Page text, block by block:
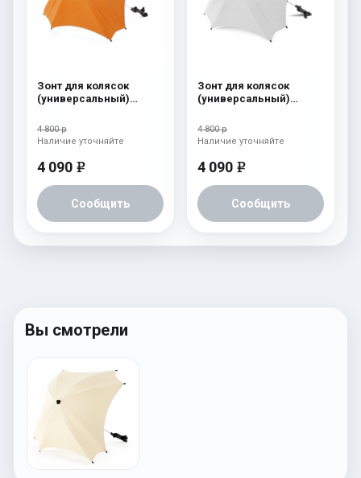
Зонт для колясок
(универсальный)
Carrot
4 800 р
4 090 e
Сообщить
Наличие уточняйте
Зонт для колясок
(универсальный)
White
4 800 р
4 090 e
Сообщить
Наличие уточняйте
Вы смотрели